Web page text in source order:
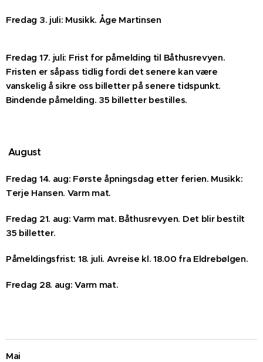
Fredag 3. juli: Musikk. Åge Martinsen
Fredag 17. juli: Frist for påmelding til Båthusrevyen.
Fristen er såpass tidlig fordi det senere kan være
vanskelig å sikre oss billetter på senere tidspunkt.
Bindende påmelding. 35 billetter bestilles.
August
Fredag 14. aug: Første åpningsdag etter ferien. Musikk:
Terje Hansen. Varm mat.
Fredag 21. aug: Varm mat. Båthusrevyen. Det blir bestilt
35 billetter.
Påmeldingsfrist: 18. juli. Avreise kl. 18.00 fra Eldrebølgen.
Fredag 28. aug: Varm mat.
Mai